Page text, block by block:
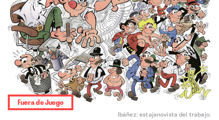
Ibáñez: estajanovista del trabajo.
Fuera de Juego